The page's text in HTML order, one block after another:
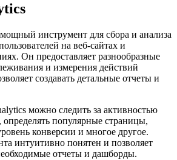
инструмент для сбора и анализа
на веб-сайтах и
Он предоставляет разнообразные
и измерения действий
создавать детальные отчеты и
можно следить за активностью
определять популярные страницы,
конверсии и многое другое.
интуитивно понятен и позволяет
отчеты и дашборды.